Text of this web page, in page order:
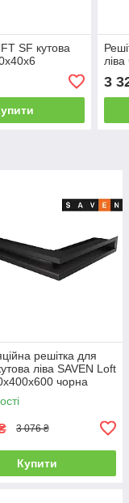
SF кутова
3
решітка для
ліва SAVEN Loft
чорна
3 076 ₴
Купити